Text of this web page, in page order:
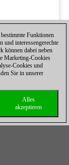
Funktionen
und interessengerechte
können dabei neben
Marketing-Cookies
Cookies und
Sie in unserer
Alles
akzeptieren